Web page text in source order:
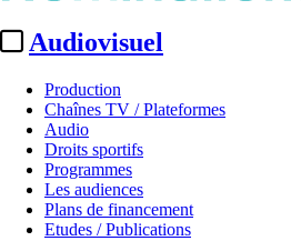
Audiovisuel
Production
Chaînes TV / Plateformes
Audio
Droits sportifs
Programmes
Les audiences
Plans de financement
Etudes / Publications